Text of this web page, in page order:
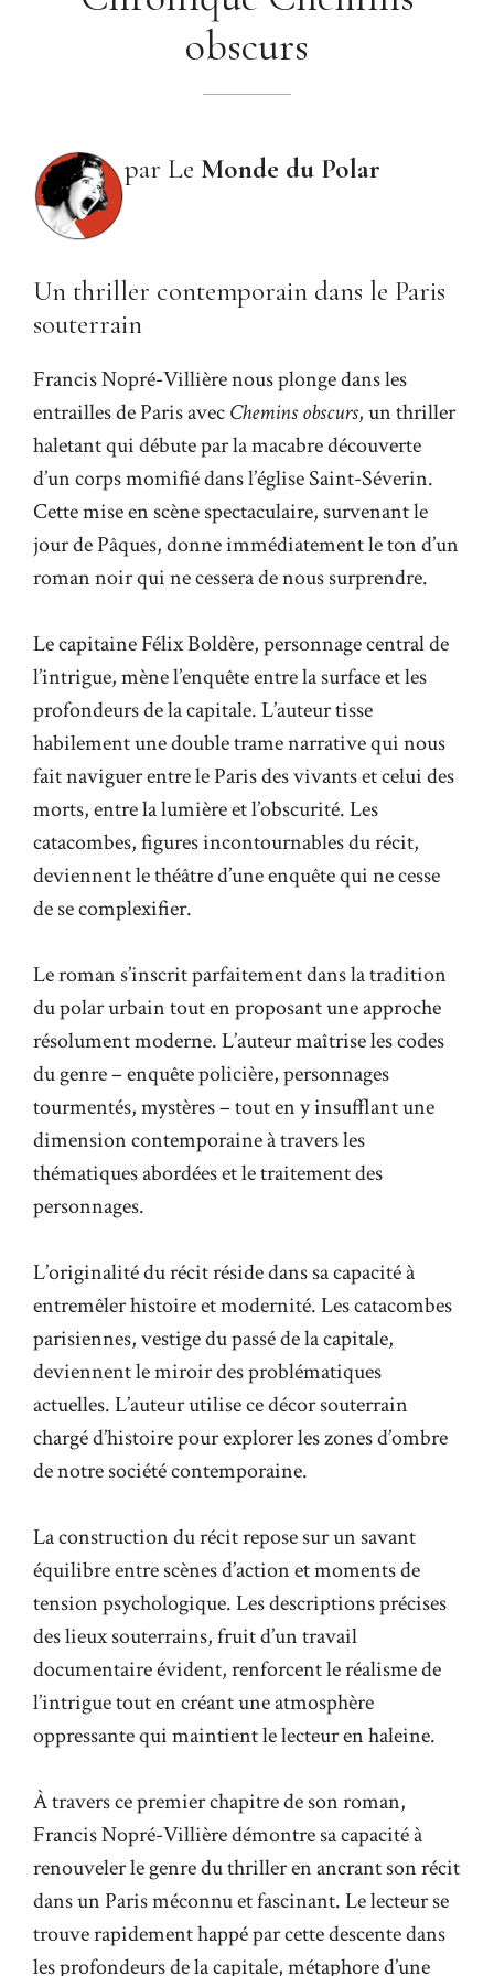
obscurs
par Le Monde du Polar
Un thriller contemporain dans le Paris
souterrain
Francis Nopré-Villièrenous plonge dans les
entrailles de Paris avecChemins obscurs, un thriller
haletant qui débute par la macabre découverte
d’un corps momifié dans l’église Saint-Séverin.
Cette mise en scène spectaculaire, survenant le
jour de Pâques, donne immédiatement le ton d’un
roman noir qui ne cessera de nous surprendre.
Le capitaine Félix Boldère, personnage central de
l’intrigue, mène l’enquête entre la surface et les
profondeurs de la capitale. L’auteur tisse
habilement une double trame narrative qui nous
fait naviguer entre le Paris des vivants et celui des
morts, entre la lumière et l’obscurité. Les
catacombes, figures incontournables du récit,
deviennent le théâtre d’une enquête qui ne cesse
de se complexifier.
Le roman s’inscrit parfaitement dans la tradition
du polar urbain tout en proposant une approche
résolument moderne. L’auteur maîtrise les codes
du genre – enquête policière, personnages
tourmentés, mystères – tout en y insufflant une
dimension contemporaine à travers les
thématiques abordées et le traitement des
personnages.
L’originalité du récit réside dans sa capacité à
entremêler histoire et modernité. Les catacombes
parisiennes, vestige du passé de la capitale,
deviennent le miroir des problématiques
actuelles. L’auteur utilise ce décor souterrain
chargé d’histoire pour explorer les zones d’ombre
de notre société contemporaine.
La construction du récit repose sur un savant
équilibre entre scènes d’action et moments de
tension psychologique. Les descriptions précises
des lieux souterrains, fruit d’un travail
documentaire évident, renforcentle réalisme de
l’intriguetout en créant une atmosphère
oppressante qui maintient le lecteur en haleine.
À travers ce premier chapitre de son roman,
Francis Nopré-Villière démontre sa capacité à
renouveler le genre du thriller en ancrant son récit
dans un Paris méconnu et fascinant. Le lecteur se
trouve rapidement happé par cette descente dans
les profondeurs de la capitale, métaphore d’une